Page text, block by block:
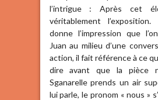
l’intrigue : Après cet
véritablement l’exposition.
donne l’impression que
Juan au milieu d’une
action, il fait référence à ce
dire avant que la pièce
Sganarelle prends un air
lui parle, le pronom « nous »